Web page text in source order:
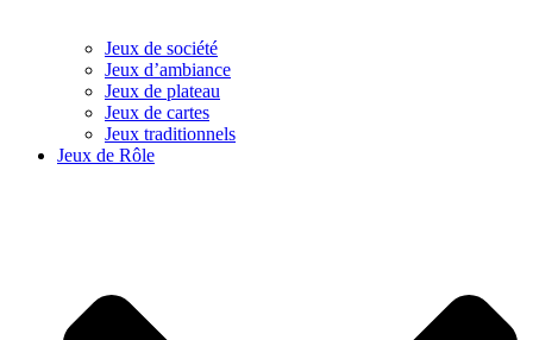
Jeux de société
Jeux d’ambiance
Jeux de plateau
Jeux de cartes
Jeux traditionnels
Jeux de Rôle